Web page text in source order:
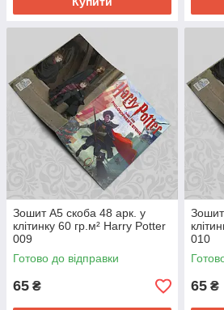
Зошит А5 скоба 48 арк. у
клітинку 60 гр.м² Harry Potter
009
Готово до відправки
65 ₴
010
65 ₴